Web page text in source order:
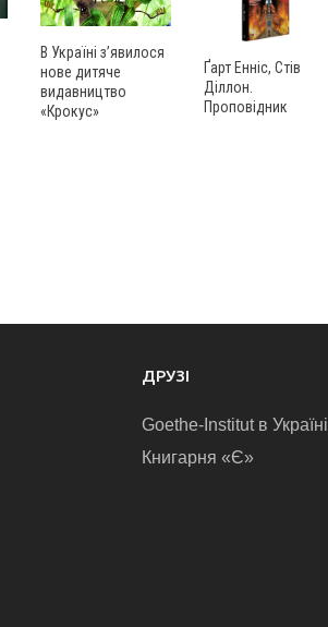
В Україні з’явилося
нове дитяче
видавництво
«Крокус»
Ґарт Енніс, Стів
Діллон.
Проповідник
ДРУЗІ
Goethe-Institut в Україні
Книгарня «Є»